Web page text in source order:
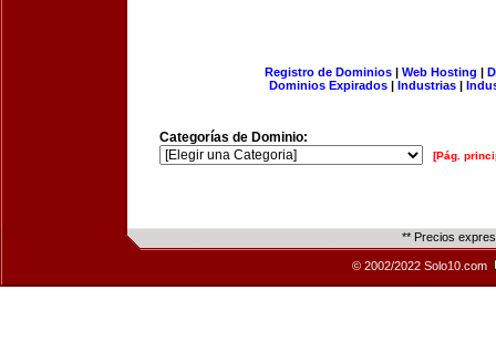
Registro de Dominios| Web Hosting |
Dominios Expirados | Industrias |
Categorías de Dominio:
[Pág.
** Precios
© 2002/2022 Solo10.com